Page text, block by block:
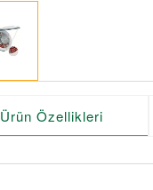
Ürün Özellikleri